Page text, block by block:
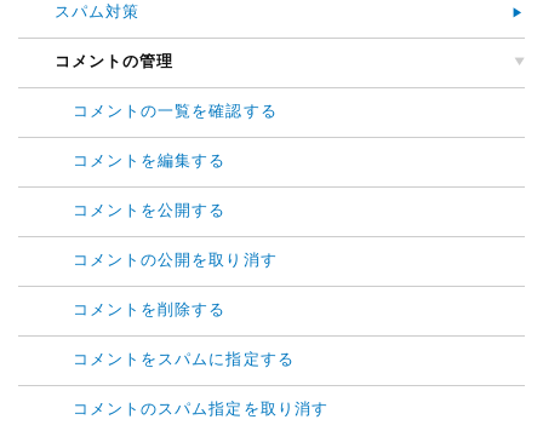
スパム対策
コメントの管理
コメントの一覧を確認する
コメントを編集する
コメントを公開する
コメントの公開を取り消す
コメントを削除する
コメントをスパムに指定する
コメントのスパム指定を取り消す